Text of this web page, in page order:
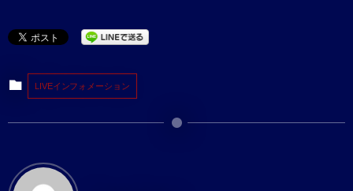
LIVEインフォメーション